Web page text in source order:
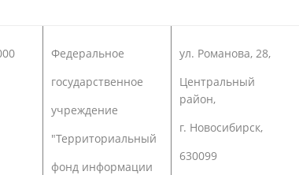
Федеральное
государственное
учреждение
"Территориальный
фонд информации
ул. Романова, 28,
Центральный
район,
г. Новосибирск,
630099